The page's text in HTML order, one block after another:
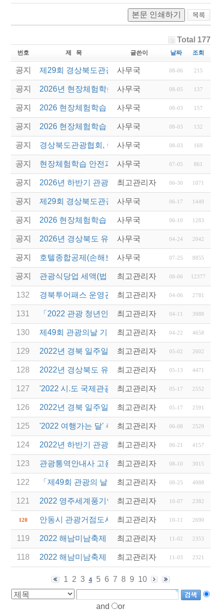
본문 인쇄하기
Total 177
번호 제 목 글쓴이 날짜 조회
공지 제29회 경상북도관광기념품공모전 결과발표
사무국 08-06 215
공지 2026년 현장체험학습 안전과정(신규.재강습) 교육
사무국 08-05 137
공지 2026 현장체험학습 안전과정 교육(신규. 재강습)
사무국 08-03 157
공지 2026 현장체험학습 안전과정(신규. 재강습) 교육 성
사무국 08-03 132
공지 경상북도관광협회, 중국 단동 해외여행상품 개발 팸
사무국 08-03 169
공지 현장체험학습 안전과정(신규/재강습) 안내
사무국 07-05 861
공지 2026년 하반기 관광진흥개발기금 융자 시행 안내
최고관리자 06-30 1071
공지 제29회 경상북도관광기념품공모전 개최
사무국 06-17 1449
공지 2026 현장체험학습 안전과정(신규.재강습)
사무국 06-10 1283
공지 2026년 경상북도 유니크베뉴를 활용한 MICE행사
사무국 04-24 2042
공지 호텔종합공제(손해보험) 서비스 안내
사무국 07-25 8855
공지 관광식당업 세액(법인세 및 소득세)감면 제도 안내
최고관리자 08-06 12377
132 경북투어패스 운영관리 용역사업 제안서 평가 결과
최고관리자 04-06 2781
131 「2022 관광 청년인턴제 지원 사업」 참여 사업체
최고관리자 04-11 3988
130 제49회 관광의날 기념 관광진흥유공자 정부 포상
최고관리자 04-22 4658
129 2022년 경북 일주일 살기 운영업체 선정 및 제안서
최고관리자 05-02 2602
128 2022년 경상북도 유니크베뉴를 활용한 MICE행사
최고관리자 05-13 4471
127 '2022 시.도 국제관광전 지원 사업' 공모전 공고 안내
최고관리자 05-17 2552
126 2022년 경북 일주일 살기 운영업체 선정(재공고) 안
최고관리자 05-17 2591
125 '2022 여행가는 달' 추진 관련 안내
최고관리자 06-08 2529
124 2022년 하반기 관광진흥개발기금 융자 시행 안내
최고관리자 06-21 4157
123 관광통역안내사 고용보험 상담센터 운영 안내
최고관리자 08-10 3015
122 「제49회 관광의 날」경상북도 관광진흥유공 표창
최고관리자 08-25 4088
121 2022 영주세계풍기인삼엑스포 개최 및 관람 안내
최고관리자 10-07 2382
120 안동시 관광거점도시 육성사업 「매출향상을 위한
최고관리자 10-11 2690
119 2022 해남미남축제 연계 차량비 지원 사업 안내
최고관리자 11-02 2353
118 2022 해남미남축제 연계 차량비 지원 사업 변경 안내
최고관리자 11-03 2321
1 2 3 4 5 6 7 8 9 10
and or